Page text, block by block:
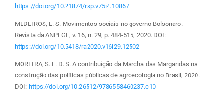
https://doi.org/10.21874/rsp.v75i4.10867
MEDEIROS, L. S. Movimentos sociais no governo Bolsonaro.
Revista da ANPEGE, v. 16, n. 29, p. 484-515, 2020. DOI:
https://doi.org/10.5418/ra2020.v16i29.12502
MOREIRA, S. L. D. S. A contribuição da Marcha das Margaridas na
construção das políticas públicas de agroecologia no Brasil, 2020.
DOI: https://doi.org/10.26512/9786558460237.c10